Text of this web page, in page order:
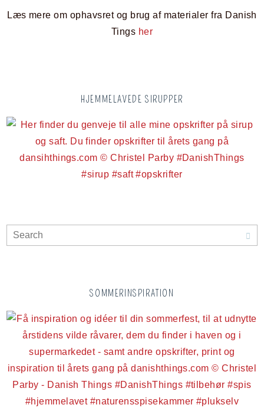
Læs mere om ophavsret og brug af materialer fra Danish
Tings her
HJEMMELAVEDE SIRUPPER
SOMMERINSPIRATION